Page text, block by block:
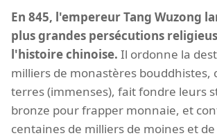
En 845, l'empereur Tang Wuzong
plus grandes persécutions
l'histoire chinoise. Il ordonne la
milliers de monastères bouddhistes,
terres (immenses), fait fondre leurs
bronze pour frapper monnaie, et
centaines de milliers de moines et